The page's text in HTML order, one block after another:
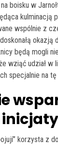
boisku w
kulminacją
wspólnie z
okazją
będą mogli
wziąć udział w
specjalnie na
korzysta z